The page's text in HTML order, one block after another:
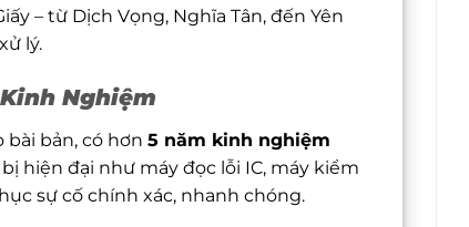
– từ Dịch Vọng, Nghĩa Tân, đến Yên
lý.
Nghiệm
bản, có hơn 5 năm kinh nghiệm
hiện đại như máy đọc lỗi IC, máy kiểm
sự cố chính xác, nhanh chóng.